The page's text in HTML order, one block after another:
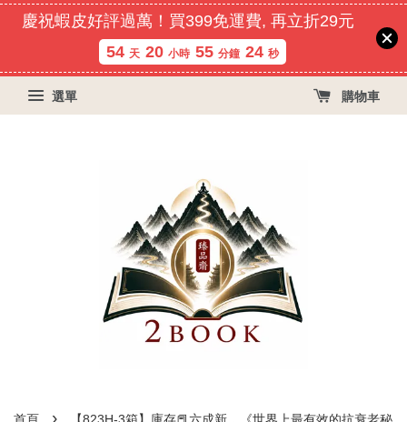
慶祝蝦皮好評過萬！買399免運費, 再立折29元
54 天 20 小時 55 分鐘 23 秒
選單 購物車
›